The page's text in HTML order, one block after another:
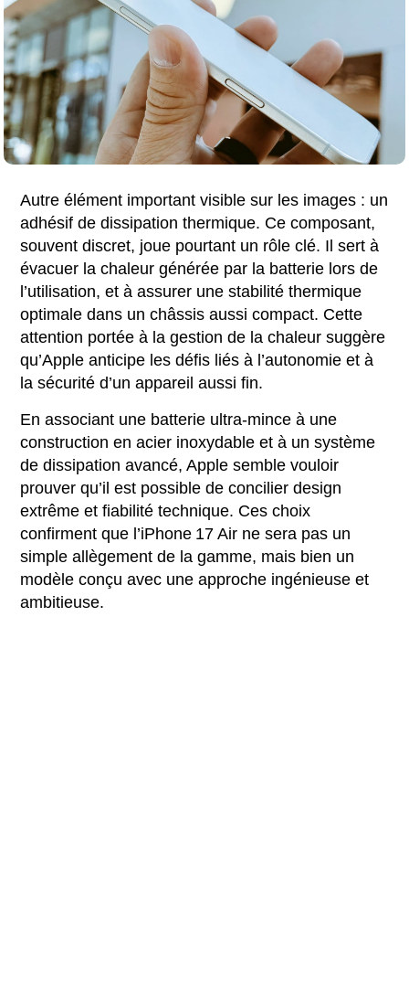
Autre élément important visible sur les images : un
adhésif de dissipation thermique. Ce composant,
souvent discret, joue pourtant un rôle clé. Il sert à
évacuer la chaleur générée par la batterie lors de
l’utilisation, et à assurer une stabilité thermique
optimale dans un châssis aussi compact. Cette
attention portée à la gestion de la chaleur suggère
qu’Apple anticipe les défis liés à l’autonomie et à
la sécurité d’un appareil aussi fin.
En associant une batterie ultra-mince à une
construction en acier inoxydable et à un système
de dissipation avancé, Apple semble vouloir
prouver qu’il est possible de concilier design
extrême et fiabilité technique. Ces choix
confirment que l’iPhone 17 Air ne sera pas un
simple allègement de la gamme, mais bien un
modèle conçu avec une approche ingénieuse et
ambitieuse.